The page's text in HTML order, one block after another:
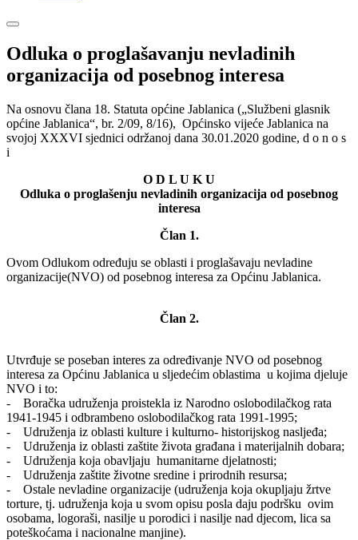
Odluka o proglašavanju nevladinih
organizacija od posebnog interesa
Na osnovu člana 18. Statuta općine Jablanica („Službeni glasnik
općine Jablanica“, br. 2/09, 8/16), Općinsko vijeće Jablanica na
svojoj XXXVI sjednici održanoj dana 30.01.2020 godine, d o n o s
i
O D L U K U
Odluka o proglašenju nevladinih organizacija od posebnog
interesa
Član 1.
Ovom Odlukom određuju se oblasti i proglašavaju nevladine
organizacije(NVO) od posebnog interesa za Općinu Jablanica.
Član 2.
Utvrđuje se poseban interes za određivanje NVO od posebnog
interesa za Općinu Jablanica u sljedećim oblastima u kojima djeluje
NVO i to:
- Boračka udruženja proistekla iz Narodno oslobodilačkog rata
1941-1945 i odbrambeno oslobodilačkog rata 1991-1995;
- Udruženja iz oblasti kulture i kulturno- historijskog nasljeđa;
- Udruženja iz oblasti zaštite života građana i materijalnih dobara;
- Udruženja koja obavljaju humanitarne djelatnosti;
- Udruženja zaštite životne sredine i prirodnih resursa;
- Ostale nevladine organizacije (udruženja koja okupljaju žrtve
torture, tj. udruženja koja u svom opisu posla daju podršku ovim
osobama, logoraši, nasilje u porodici i nasilje nad djecom, lica sa
poteškoćama i nacionalne manjine).